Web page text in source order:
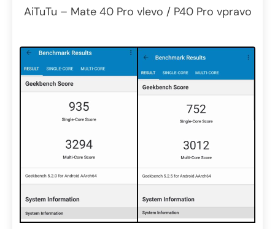
AiTuTu – Mate 40 Pro vlevo / P40 Pro vpravo